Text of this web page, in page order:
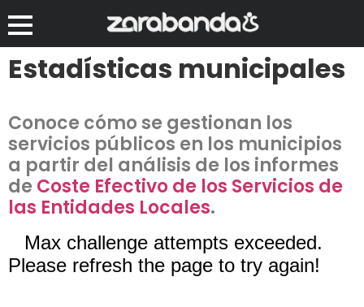
Estadísticas municipales
Conoce cómo se gestionan los
servicios públicos en los municipios
a partir del análisis de los informes
de Coste Efectivo de los Servicios de
las Entidades Locales.